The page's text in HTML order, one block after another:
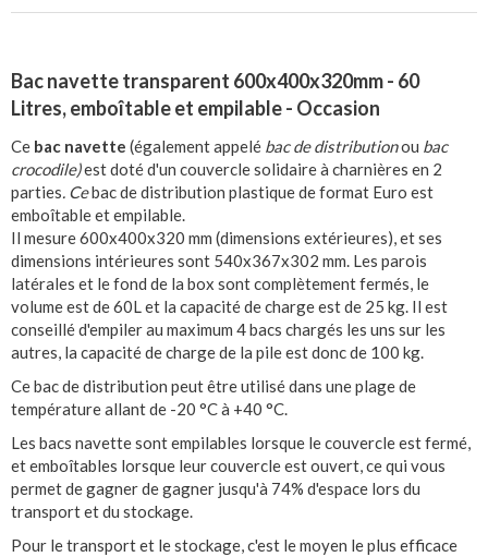
Bac navette transparent 600x400x320mm - 60
Litres, emboîtable et empilable - Occasion
Ce bac navette (également appelé bac de distributionou bac
crocodile)est doté d'un couvercle solidaire à charnières en 2
parties. Cebac de distribution plastique de format Euro est
emboîtable et empilable.
Il mesure 600x400x320 mm (dimensions extérieures), et ses
dimensions intérieures sont 540x367x302 mm. Les parois
latérales et le fond de la box sont complètement fermés, le
volume est de 60L et la capacité de charge est de 25 kg. Il est
conseillé d'empiler au maximum 4 bacs chargés les uns sur les
autres, la capacité de charge de la pile est donc de 100 kg.
Ce bac de distribution peut être utilisé dans une plage de
température allant de -20 °C à +40 °C.
Les bacs navette sont empilables lorsque le couvercle est fermé,
et emboîtables lorsque leur couvercle est ouvert, ce qui vous
permet de gagner de gagner jusqu'à 74% d'espace lors du
transport et du stockage.
Pour le transport et le stockage, c'est le moyen le plus efficace